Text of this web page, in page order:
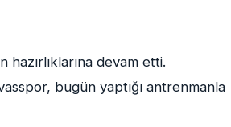
hazırlıklarına devam etti.
bugün yaptığı antrenmanla